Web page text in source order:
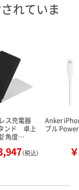
れていま
ス充電器
ンド 卓上
角度…
（税込）
Anker
ブル